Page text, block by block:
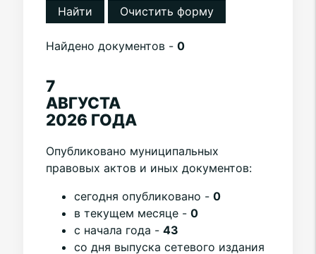
Найти Очистить форму
Найдено документов - 0
7
АВГУСТА
2026 ГОДА
Опубликовано муниципальных
правовых актов и иных документов:
cегодня опубликовано - 0
в текущем месяце - 0
с начала года - 43
со дня выпуска сетевого издания